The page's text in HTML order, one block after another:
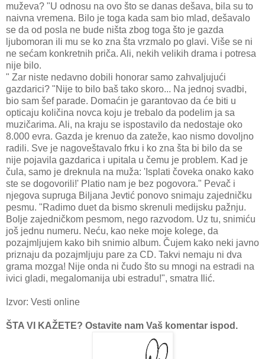
muževa? "U odnosu na ovo što se danas dešava, bila su to
naivna vremena. Bilo je toga kada sam bio mlad, dešavalo
se da od posla ne bude ništa zbog toga što je gazda
ljubomoran ili mu se ko zna šta vrzmalo po glavi. Više se ni
ne sećam konkretnih priča. Ali, nekih velikih drama i potresa
nije bilo.
" Zar niste nedavno dobili honorar samo zahvaljujući
gazdarici? "Nije to bilo baš tako skoro... Na jednoj svadbi,
bio sam šef parade. Domaćin je garantovao da će biti u
opticaju količina novca koju je trebalo da podelim ja sa
muzičarima. Ali, na kraju se ispostavilo da nedostaje oko
8.000 evra. Gazda je krenuo da zateže, kao nismo dovoljno
radili. Sve je nagoveštavalo frku i ko zna šta bi bilo da se
nije pojavila gazdarica i upitala u čemu je problem. Kad je
čula, samo je dreknula na muža: 'Isplati čoveka onako kako
ste se dogovorili!' Platio nam je bez pogovora." Pevač i
njegova supruga Biljana Jevtić ponovo snimaju zajedničku
pesmu. "Radimo duet da bismo skrenuli medijsku pažnju.
Bolje zajedničkom pesmom, nego razvodom. Uz tu, snimiću
još jednu numeru. Neću, kao neke moje kolege, da
pozajmljujem kako bih snimio album. Čujem kako neki javno
priznaju da pozajmljuju pare za CD. Takvi nemaju ni dva
grama mozga! Nije onda ni čudo što su mnogi na estradi na
ivici gladi, megalomanija ubi estradu!", smatra Ilić.
Izvor: Vesti online
ŠTA VI KAŽETE? Ostavite nam Vaš komentar ispod.